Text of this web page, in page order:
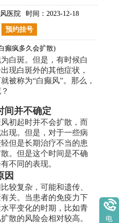
医院 时间：2023-12-18
预约挂号
癫疯多久会扩散)
白斑。但是，有时候白
现白斑外的其他症状，
被称为“白癫风”。那么，
间并不确定
初起时并不会扩散，而
现。但是，对于一些病
但是长期治疗不当的患
。但是这个时间是不确
不同的表现。
因
较复杂，可能和遗传、
关。当患者的免疫力下
平变化的时期，比如青
散的风险会相对较高。
电